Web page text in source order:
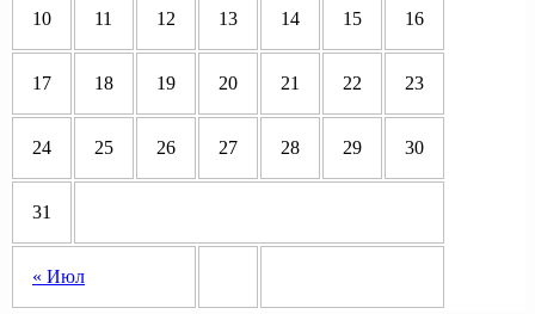
« Июл
10 11 12 13 14 15 16
17 18 19 20 21 22 23
24 25 26 27 28 29 30
31